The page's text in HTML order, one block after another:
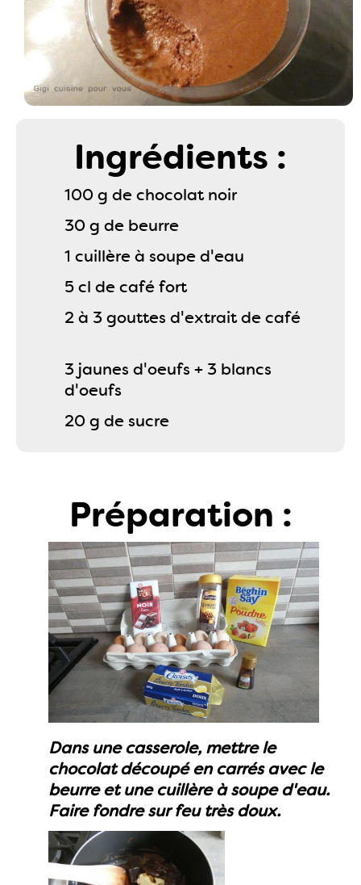
Ingrédients :
100 g de chocolat noir
30 g de beurre
1 cuillère à soupe d'eau
5 cl de café fort
2 à 3 gouttes d'extrait de café
3 jaunes d'oeufs + 3 blancs
d'oeufs
20 g de sucre
Préparation :
Dans une casserole, mettre le
chocolat découpé en carrés avec le
beurre et une cuillère à soupe d'eau.
Faire fondre sur feu très doux.